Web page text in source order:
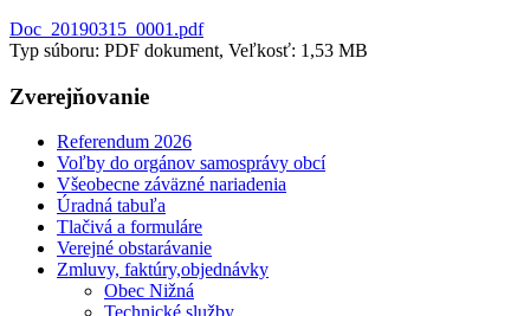
Doc_20190315_0001.pdf
Typ súboru: PDF dokument, Veľkosť: 1,53 MB
Zverejňovanie
Referendum 2026
Voľby do orgánov samosprávy obcí
Všeobecne záväzné nariadenia
Úradná tabuľa
Tlačivá a formuláre
Verejné obstarávanie
Zmluvy, faktúry,objednávky
Obec Nižná